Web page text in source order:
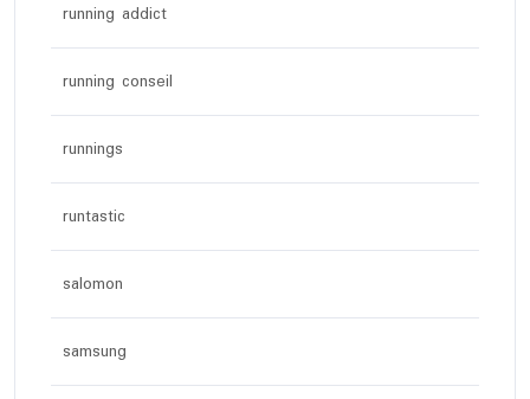
running addict
running conseil
runnings
runtastic
salomon
samsung